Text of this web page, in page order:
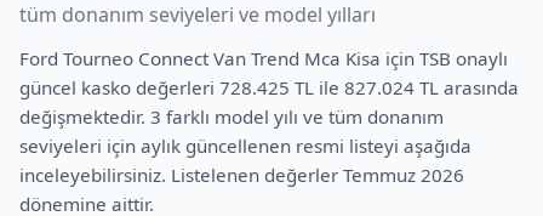
tüm donanım seviyeleri ve model yılları
Ford Tourneo Connect Van Trend Mca Kisa için TSB onaylı
güncel kasko değerleri 728.425 TL ile 827.024 TL arasında
değişmektedir. 3 farklı model yılı ve tüm donanım
seviyeleri için aylık güncellenen resmi listeyi aşağıda
inceleyebilirsiniz. Listelenen değerler Temmuz 2026
dönemine aittir.